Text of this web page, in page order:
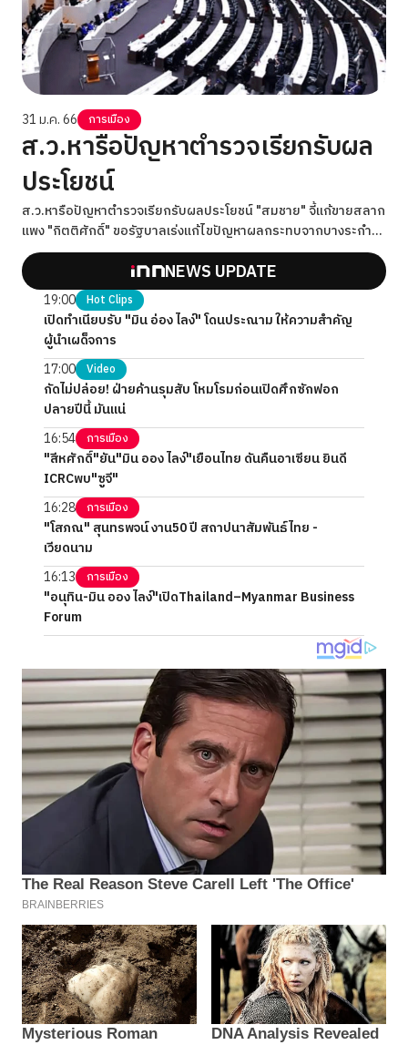
31 ม.ค. 66 การเมือง
ส.ว.หารือปัญหาตำรวจเรียกรับผล
ประโยชน์
ส.ว.หารือปัญหาตำรวจเรียกรับผลประโยชน์ "สมชาย" จี้แก้ขายสลาก
แพง "กิตติศักดิ์" ขอรัฐบาลเร่งแก้ไขปัญหาผลกระทบจากบางระกำ
โมเดล
NEWS UPDATE
19:00 Hot Clips
เปิดทำเนียบรับ "มิน อ่อง ไลง์" โดนประณาม ให้ความสำคัญ
ผู้นำเผด็จการ
17:00
Video
กัดไม่ปล่อย! ฝ่ายค้านรุมสับ โหมโรมก่อนเปิดศึกซักฟอก
ปลายปีนี้ มันแน่
16:54
การเมือง
"สีหศักดิ์"ยัน"มิน ออง ไลง์"เยือนไทย ดันคืนอาเซียน ยินดี
ICRCพบ"ซูจี"
16:28
การเมือง
"โสภณ" สุนทรพจน์ งาน50 ปี สถาปนาสัมพันธ์ไทย -
เวียดนาม
16:13
การเมือง
"อนุทิน-มิน ออง ไลง์"เปิดThailand–Myanmar Business
Forum